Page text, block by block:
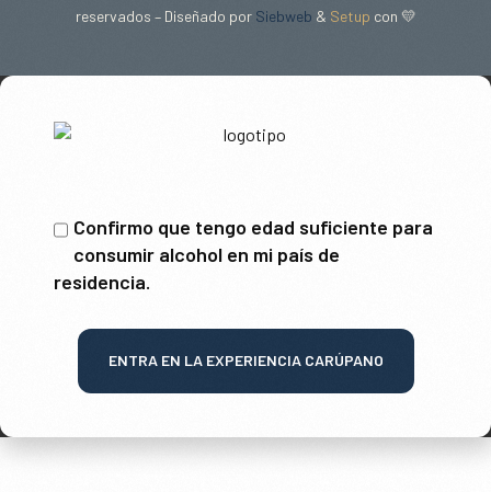
reservados – Diseñado por Siebweb & Setup con 💛
Confirmo que tengo edad suficiente para
consumir alcohol en mi país de
residencia.
ENTRA EN LA EXPERIENCIA CARÚPANO